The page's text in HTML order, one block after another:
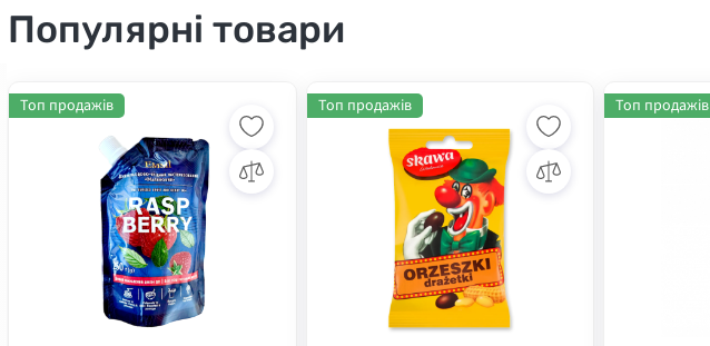
Популярні товари
Топ продажів Топ продажів Топ продажів